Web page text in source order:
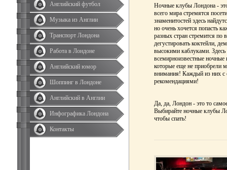
Английский футбол
Музыка из Англии
Транспорт Лондона
Работа в Лондоне
Английский юмор
Шоппинг в Лондоне
Английский в Англии
Инфографика Лондона
Контакты
Ночные клубы Лондона -
всего мира стремятся
знаменитостей здесь
но очень хочется попасть
разных стран стремится по
дегустировать коктейли,
высокими каблуками.
всемирноизвестные
которые еще не приобрели
внимания! Каждый из них с
рекомендациями!
Да, да, Лондон - это то
Выбирайте ночные клубы
чтобы спать!